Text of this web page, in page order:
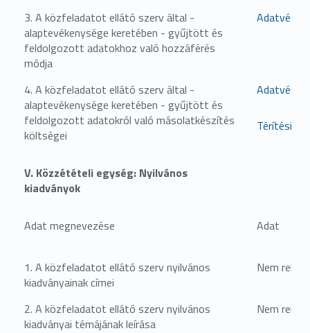
3. A közfeladatot ellátó szerv által -
alaptevékenysége keretében - gyűjtött és
feldolgozott adatokhoz való hozzáférés
módja
4. A közfeladatot ellátó szerv által -
alaptevékenysége keretében - gyűjtött és
feldolgozott adatokról való másolatkészítés
költségei
Térítési
V. Közzétételi egység: Nyilvános
kiadványok
Adat megnevezése Adat
1. A közfeladatot ellátó szerv nyilvános
kiadványainak címei
Nem
2. A közfeladatot ellátó szerv nyilvános
kiadványai témájának leírása
Nem